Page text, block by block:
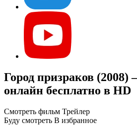
Город призраков (2008)
онлайн бесплатно в HD
Смотреть фильм Трейлер
Буду смотреть В избранное